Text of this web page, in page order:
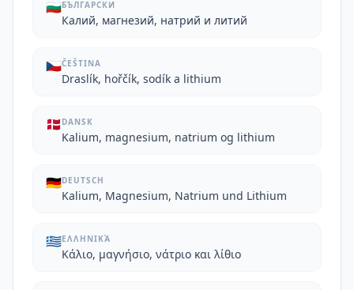
🇧🇬БЪЛГАРСКИ
Калий, магнезий, натрий и литий
🇨🇿ČEŠTINA
Draslík, hořčík, sodík a lithium
🇩🇰 DANSK
Kalium, magnesium, natrium og lithium
🇩🇪DEUTSCH
Kalium, Magnesium, Natrium und Lithium
🇬🇷ΕΛΛΗΝΙΚΆ
Κάλιο, μαγνήσιο, νάτριο και λίθιο